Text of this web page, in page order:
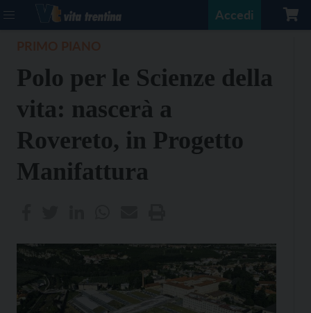
Accedi
Polo per le Scienze della
vita: nascerà a
Rovereto, in Progetto
Manifattura